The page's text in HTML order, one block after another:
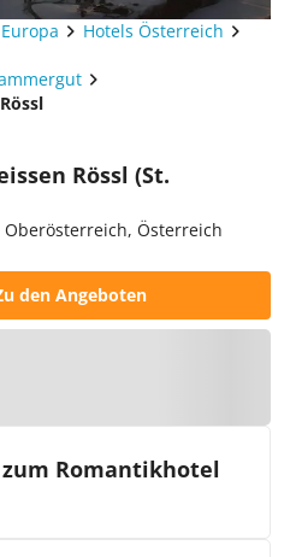
Hotels Österreich
Rössl (St.
Oberösterreich, Österreich
den Angeboten
Romantikhotel